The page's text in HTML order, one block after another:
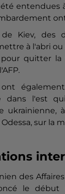
entendues
Kiev, des
à l'abri
quitter la
ont
dans l'est
ukrainienne,
sur la
des
le début